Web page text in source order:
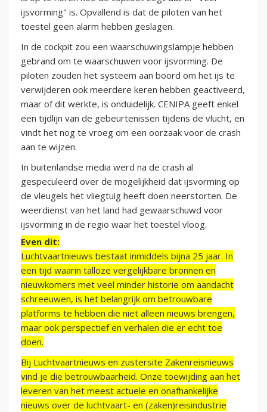
ijsvorming" is. Opvallend is dat de piloten van het
toestel geen alarm hebben geslagen.
In de cockpit zou een waarschuwingslampje hebben
gebrand om te waarschuwen voor ijsvorming. De
piloten zouden het systeem aan boord om het ijs te
verwijderen ook meerdere keren hebben geactiveerd,
maar of dit werkte, is onduidelijk. CENIPA geeft enkel
een tijdlijn van de gebeurtenissen tijdens de vlucht, en
vindt het nog te vroeg om een oorzaak voor de crash
aan te wijzen.
In buitenlandse media werd na de crash al
gespeculeerd over de mogelijkheid dat ijsvorming op
de vleugels het vliegtuig heeft doen neerstorten. De
weerdienst van het land had gewaarschuwd voor
ijsvorming in de regio waar het toestel vloog.
Even dit:
Luchtvaartnieuws bestaat inmiddels bijna 25 jaar. In
een tijd waarin talloze vergelijkbare bronnen en
nieuwkomers met veel minder historie om aandacht
schreeuwen, is het belangrijk om betrouwbare
platforms te hebben die niet alleen nieuws brengen,
maar ook perspectief en verhalen die er echt toe
doen.
Bij Luchtvaartnieuws en zustersite Zakenreisnieuws
vind je die betrouwbaarheid. Onze toewijding aan het
leveren van het meest actuele en onafhankelijke
nieuws over de luchtvaart- en (zaken)reisindustrie